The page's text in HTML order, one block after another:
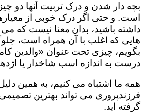
بچه دار شدن و درک تربیت آنها دو
است. و حتی اگر درک خوبی از
داشته باشید، بدان معنا نیست که می
هایی که اغلب با آن همراه است،
بگویم، چیزی تحت عنوان «والدین
درست به اندازه اسب شاخدار یا
همه ما اشتباه می کنیم، به همین
فرزندپروری می تواند بهترین
گرفته اید.